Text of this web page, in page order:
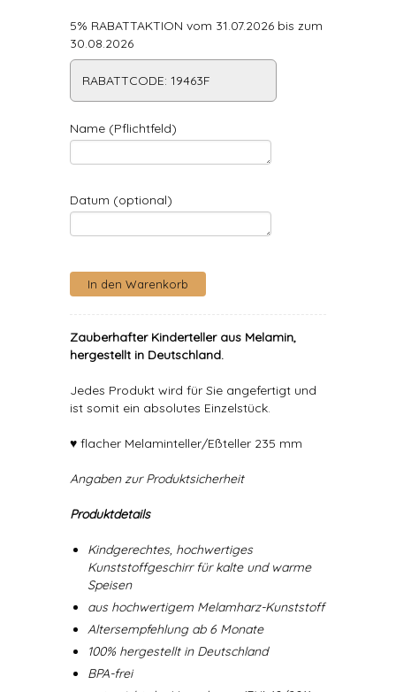
5% RABATTAKTION vom 31.07.2026 bis zum
30.08.2026
RABATTCODE: 19463F
Name (Pflichtfeld)
Datum (optional)
Zauberhafter Kinderteller aus Melamin,
hergestellt in Deutschland.
Jedes Produkt wird für Sie angefertigt und
ist somit ein absolutes Einzelstück.
♥ flacher Melaminteller/Eßteller 235 mm
Angaben zur Produktsicherheit
Produktdetails
Kindgerechtes, hochwertiges
Kunststoffgeschirr für kalte und warme
Speisen
aus hochwertigem Melamharz-Kunststoff
Altersempfehlung ab 6 Monate
100% hergestellt in Deutschland
BPA-frei